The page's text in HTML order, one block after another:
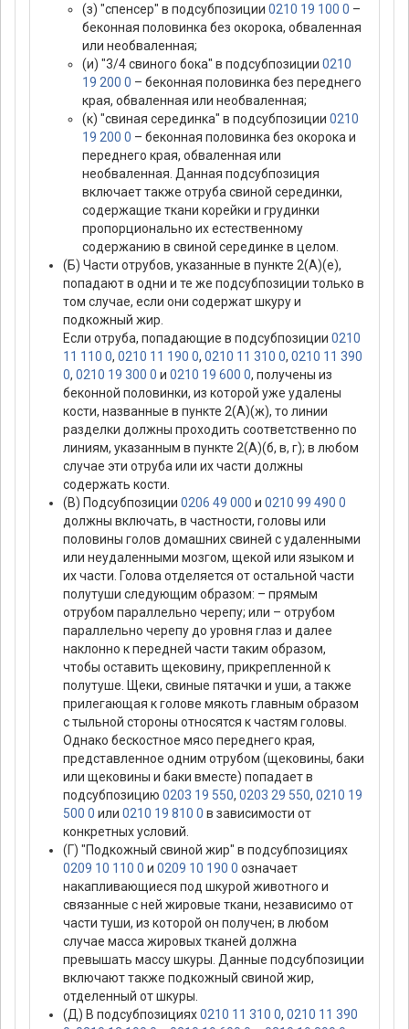
(з) "спенсер" в подсубпозиции 0210 19 100 0 –
беконная половинка без окорока, обваленная
или необваленная;
(и) "3/4 свиного бока" в подсубпозиции 0210
19 200 0 – беконная половинка без переднего
края, обваленная или необваленная;
(к) "свиная серединка" в подсубпозиции 0210
19 200 0 – беконная половинка без окорока и
переднего края, обваленная или
необваленная. Данная подсубпозиция
включает также отруба свиной серединки,
содержащие ткани корейки и грудинки
пропорционально их естественному
содержанию в свиной серединке в целом.
(Б) Части отрубов, указанные в пункте 2(А)(е),
попадают в одни и те же подсубпозиции только в
том случае, если они содержат шкуру и
подкожный жир.
Если отруба, попадающие в подсубпозиции 0210
11 110 0, 0210 11 190 0, 0210 11 310 0, 0210 11 390
0, 0210 19 300 0 и 0210 19 600 0, получены из
беконной половинки, из которой уже удалены
кости, названные в пункте 2(А)(ж), то линии
разделки должны проходить соответственно по
линиям, указанным в пункте 2(А)(б, в, г); в любом
случае эти отруба или их части должны
содержать кости.
(В) Подсубпозиции 0206 49 000 и 0210 99 490 0
должны включать, в частности, головы или
половины голов домашних свиней с удаленными
или неудаленными мозгом, щекой или языком и
их части. Голова отделяется от остальной части
полутуши следующим образом: – прямым
отрубом параллельно черепу; или – отрубом
параллельно черепу до уровня глаз и далее
наклонно к передней части таким образом,
чтобы оставить щековину, прикрепленной к
полутуше. Щеки, свиные пятачки и уши, а также
прилегающая к голове мякоть главным образом
с тыльной стороны относятся к частям головы.
Однако бескостное мясо переднего края,
представленное одним отрубом (щековины, баки
или щековины и баки вместе) попадает в
подсубпозицию 0203 19 550, 0203 29 550, 0210 19
500 0 или 0210 19 810 0 в зависимости от
конкретных условий.
(Г) "Подкожный свиной жир" в подсубпозициях
0209 10 110 0 и 0209 10 190 0 означает
накапливающиеся под шкурой животного и
связанные с ней жировые ткани, независимо от
части туши, из которой он получен; в любом
случае масса жировых тканей должна
превышать массу шкуры. Данные подсубпозиции
включают также подкожный свиной жир,
отделенный от шкуры.
(Д) В подсубпозициях0210 11 310 0, 0210 11 390